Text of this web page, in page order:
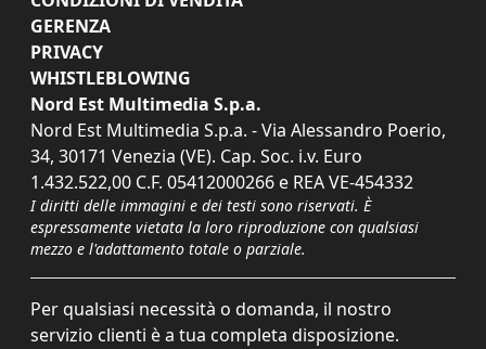
GERENZA
PRIVACY
WHISTLEBLOWING
Nord Est Multimedia S.p.a.
Nord Est Multimedia S.p.a. - Via Alessandro Poerio,
34, 30171 Venezia (VE). Cap. Soc. i.v. Euro
1.432.522,00 C.F. 05412000266 e REA VE-454332
I diritti delle immagini e dei testi sono riservati. È
espressamente vietata la loro riproduzione con qualsiasi
mezzo e l'adattamento totale o parziale.
Per qualsiasi necessità o domanda, il nostro
servizio clienti è a tua completa disposizione.